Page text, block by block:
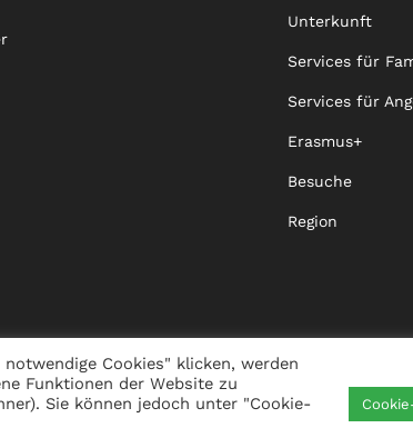
Unterkunft
Services für
Services für
Erasmus+
Besuche
Region
Cookies" klicken, werden
Funktionen der Website zu
Sie können jedoch unter "Cookie-